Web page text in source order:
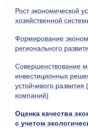
Рост экономической
хозяйственной
Формирование
регионального
Совершенствование
инвестиционных
устойчивого
компаний)
Оценка качества
с учетом